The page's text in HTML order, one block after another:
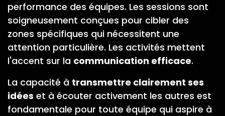
performance des équipes. Les sessions sont
soigneusement conçues pour cibler des
zones spécifiques qui nécessitent une
attention particulière. Les activités mettent
l'accent sur la communication efficace.
La capacité à transmettre clairement ses
idées et à écouter activement les autres est
fondamentale pour toute équipe qui aspire à